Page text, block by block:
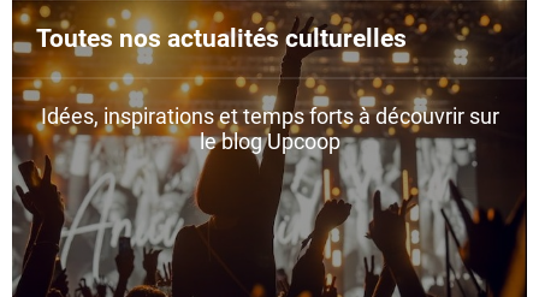
Toutes nos actualités culturelles
Idées, inspirations et temps forts à découvrir sur
le blog Upcoop